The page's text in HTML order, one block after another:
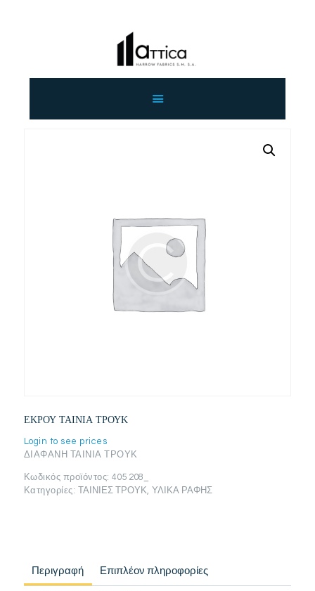
ΕΚΡΟΥ ΤΑΙΝΙΑ ΤΡΟΥΚ
Login to see prices
ΔΙΑΦΑΝΗ ΤΑΙΝΙΑ ΤΡΟΥΚ
Κωδικός προϊόντος:405 208_
Κατηγορίες: ΤΑΙΝΙΕΣ ΤΡΟΥΚ ΥΛΙΚΑ ΡΑΦΗΣ
Περιγραφή Επιπλέον πληροφορίες